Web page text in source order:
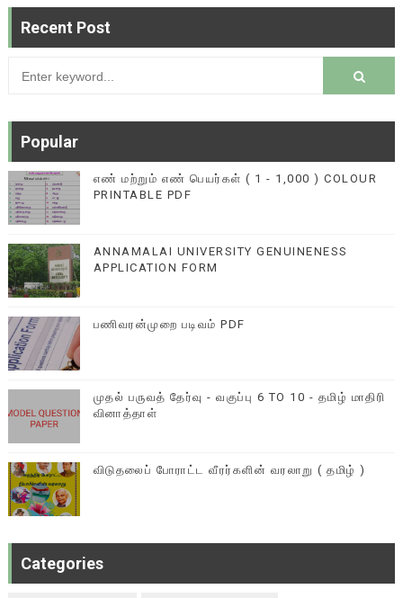
Recent Post
Popular
எண் மற்றும் எண் பெயர்கள் ( 1 - 1,000 ) COLOUR
PRINTABLE PDF
ANNAMALAI UNIVERSITY GENUINENESS
APPLICATION FORM
பணிவரன்முறை படிவம் PDF
முதல் பருவத் தேர்வு - வகுப்பு 6 TO 10 - தமிழ் மாதிரி
வினாத்தாள்
விடுதலைப் போராட்ட வீரர்களின் வரலாறு ( தமிழ் )
Categories